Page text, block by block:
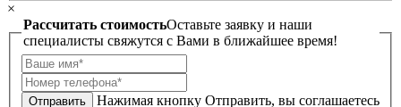
×
Рассчитать стоимостьОставьте заявку и наши
специалисты свяжутся с Вами в ближайшее время!
Отправить
Нажимая кнопку Отправить, вы соглашаетесь